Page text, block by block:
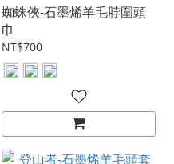
蜘蛛俠-石墨烯羊毛脖圍頭
巾
NT$700